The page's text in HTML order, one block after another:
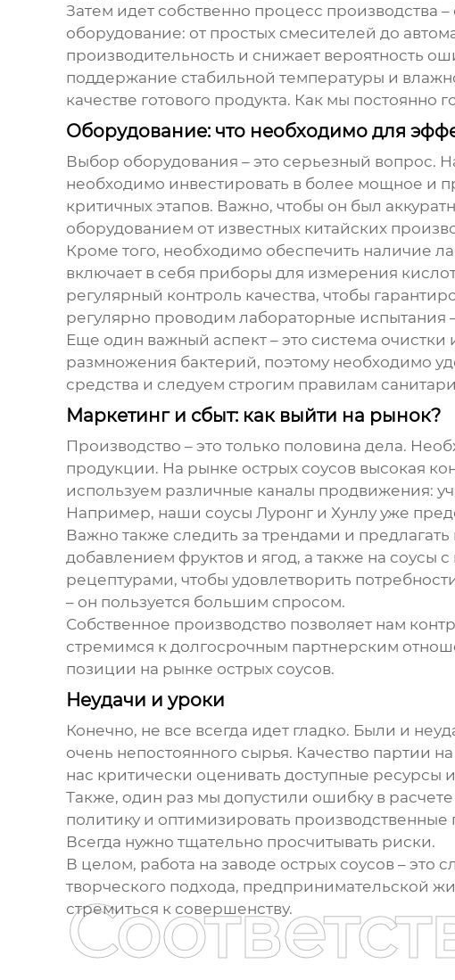
Затем идет собственно процесс производства
оборудование: от простых смесителей до
производительность и снижает вероятность
поддержание стабильной температуры и
качестве готового продукта. Как мы постоянно
Оборудование: что необходимо для
Выбор оборудования – это серьезный вопрос.
необходимо инвестировать в более мощное и
критичных этапов. Важно, чтобы он был
оборудованием от известных китайских
Кроме того, необходимо обеспечить наличие
включает в себя приборы для измерения
регулярный контроль качества, чтобы
регулярно проводим лабораторные испытания
Еще один важный аспект – это система
размножения бактерий, поэтому необходимо
средства и следуем строгим правилам
Маркетинг и сбыт: как выйти на рынок?
Производство – это только половина дела.
продукции. На рынке острых соусов высокая
используем различные каналы продвижения:
Например, наши соусы Луронг и Хунлу уже
Важно также следить за трендами и
добавлением фруктов и ягод, а также на
рецептурами, чтобы удовлетворить
– он пользуется большим спросом.
Собственное производство позволяет нам
стремимся к долгосрочным партнерским
позиции на рынке острых соусов.
Неудачи и уроки
Конечно, не все всегда идет гладко. Были и
очень непостоянного сырья. Качество партии
нас критически оценивать доступные ресурсы
Также, один раз мы допустили ошибку в
политику и оптимизировать
Всегда нужно тщательно просчитывать риски.
В целом, работа на заводе острых соусов– это
творческого подхода, предпринимательской
стремиться к совершенству.